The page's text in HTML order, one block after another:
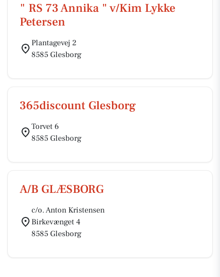
" RS 73 Annika " v/Kim Lykke
Petersen
Plantagevej 2
8585 Glesborg
365discount Glesborg
Torvet 6
8585 Glesborg
A/B GLÆSBORG
c/o. Anton Kristensen
Birkevænget 4
8585 Glesborg